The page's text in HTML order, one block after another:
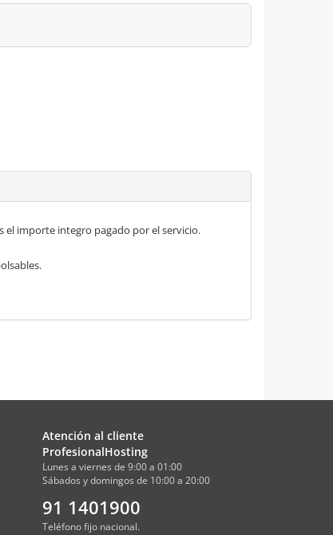
el importe integro pagado por el servicio.
Atención al cliente
ProfesionalHosting
Lunes a viernes de 9:00 a 01:00
Sábados y domingos de 10:00 a 20:00
91 1401900
Teléfono fijo nacional.